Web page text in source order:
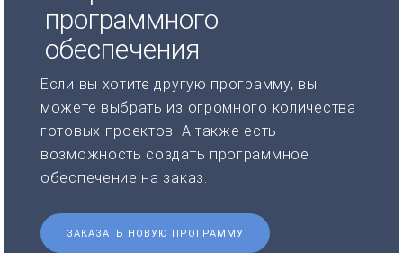
программного
обеспечения
Если вы хотите другую программу, вы
можете выбрать из огромного количества
готовых проектов. А также есть
возможность создать программное
обеспечение на заказ.
ЗАКАЗАТЬ НОВУЮ ПРОГРАММУ